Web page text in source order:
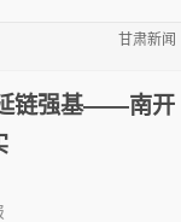
甘肃新闻
延链强基——南开